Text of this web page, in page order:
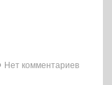
Нет комментариев